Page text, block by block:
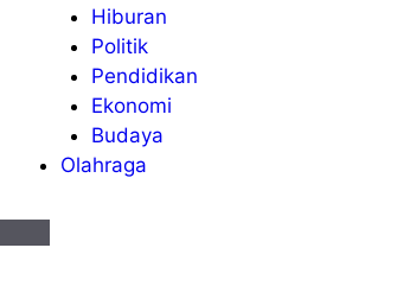
Hiburan
Politik
Pendidikan
Ekonomi
Budaya
Olahraga